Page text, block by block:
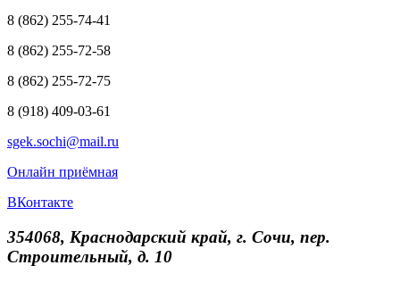
8 (862) 255-74-41
8 (862) 255-72-58
8 (862) 255-72-75
8 (918) 409-03-61
sgek.sochi@mail.ru
Онлайн приёмная
ВКонтакте
354068, Краснодарский край, г. Сочи, пер.
Строительный, д. 10